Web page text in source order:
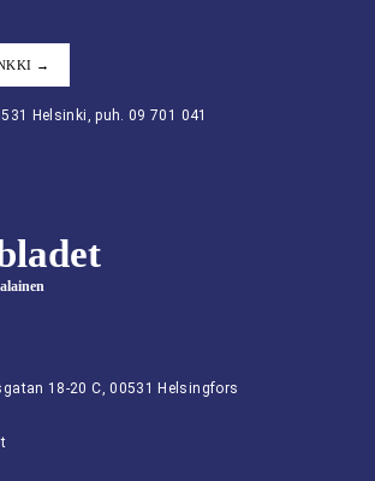
→
Helsinki, puh. 09 701 041
18-20 C, 00531 Helsingfors